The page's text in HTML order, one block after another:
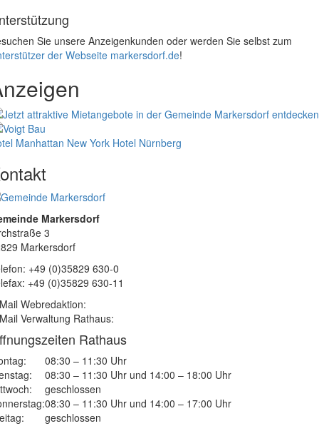
Sie unsere Anzeigenkunden oder werden Sie selbst zum
der Webseite markersdorf.de!
Manhattan New York Hotel Nürnberg
Markersdorf
3
Markersdorf
+49 (0)35829 630-0
+49 (0)35829 630-11
Webredaktion:
Verwaltung Rathaus:
Rathaus
08:30 – 11:30 Uhr
08:30 – 11:30 Uhr und 14:00 – 18:00 Uhr
geschlossen
08:30 – 11:30 Uhr und 14:00 – 17:00 Uhr
geschlossen